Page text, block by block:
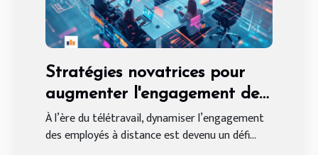
Stratégies novatrices pour
augmenter l'engagement des
employés à distance
À l’ère du télétravail, dynamiser l’engagement
des employés à distance est devenu un défi...